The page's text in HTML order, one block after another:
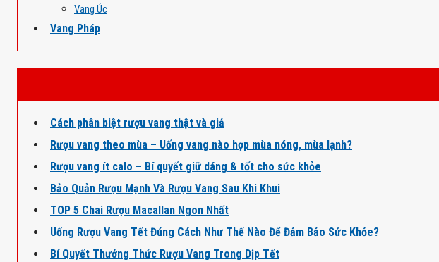
Vang Úc
Vang Pháp
Cách phân biệt rượu vang thật và giả
Rượu vang theo mùa – Uống vang nào hợp mùa nóng, mùa lạnh?
Rượu vang ít calo – Bí quyết giữ dáng & tốt cho sức khỏe
Bảo Quản Rượu Mạnh Và Rượu Vang Sau Khi Khui
TOP 5 Chai Rượu Macallan Ngon Nhất
Uống Rượu Vang Tết Đúng Cách Như Thế Nào Để Đảm Bảo Sức Khỏe?
Bí Quyết Thưởng Thức Rượu Vang Trong Dịp Tết